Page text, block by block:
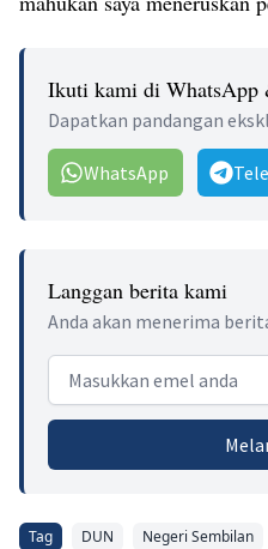
Ikuti kami di WhatsApp
Dapatkan pandangan
WhatsApp
Langgan berita kami
Anda akan menerima
Email address
Tag DUN Negeri Sembilan